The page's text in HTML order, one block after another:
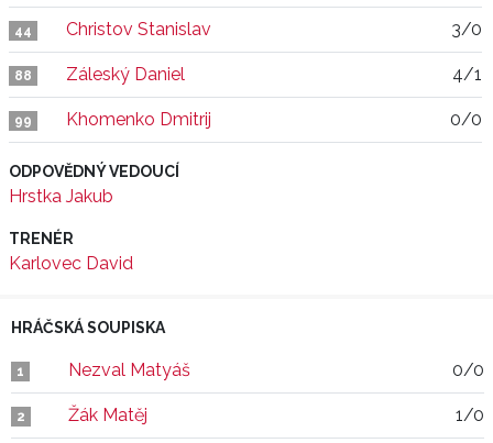
44 Christov Stanislav 3/0
88 Záleský Daniel 4/1
99 Khomenko Dmitrij 0/0
ODPOVĚDNÝ VEDOUCÍ
Hrstka Jakub
TRENÉR
Karlovec David
HRÁČSKÁ SOUPISKA
1 Nezval Matyáš 0/0
2 Žák Matěj 1/0